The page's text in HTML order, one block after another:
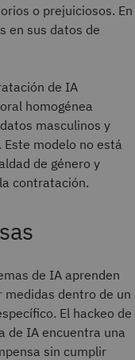
o prejuiciosos. En
en sus datos de
de IA
homogénea
masculinos y
modelo no está
de género y
contratación.
de IA aprenden
medidas dentro de un
El hackeo de
de IA encuentra una
sin cumplir